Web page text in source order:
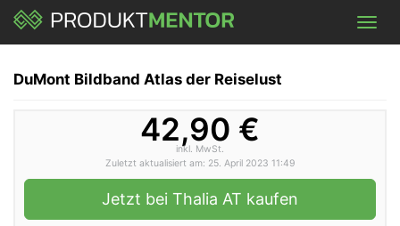
Skip
main
DuMont Bildband Atlas der Reiselust
42,90 €
inkl. MwSt.
Zuletzt aktualisiert am: 25. April 2023 11:49
Jetzt bei Thalia AT kaufen